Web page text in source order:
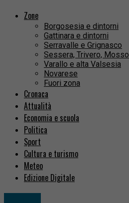
Zone
Borgosesia e dintorni
Gattinara e dintorni
Serravalle e Grignasco
Sessera, Trivero, Mosso
Varallo e alta Valsesia
Novarese
Fuori zona
Cronaca
Attualità
Economia e scuola
Politica
Sport
Cultura e turismo
Meteo
Edizione Digitale